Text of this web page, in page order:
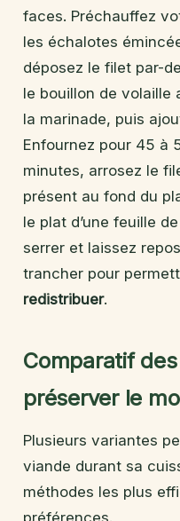
faces. Préchauffez
les échalotes
déposez le filet par-
le bouillon de volaille
la marinade, puis
Enfournez pour 45 à
minutes, arrosez le
présent au fond du
le plat d’une feuille
serrer et laissez
trancher pour
redistribuer.
Comparatif
préserver le
Plusieurs variantes
viande durant sa
méthodes les plus
préférences.